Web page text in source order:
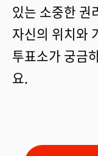
있는 소중한 권
자신의 위치와
투표소가 궁금
요.